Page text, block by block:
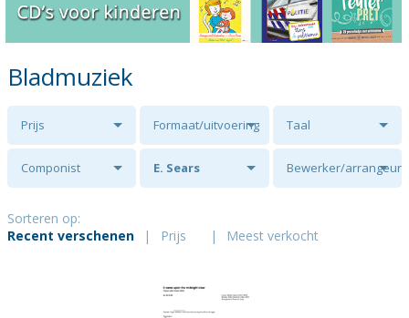
Bladmuziek
Prijs Formaat/uitvoering Taal
Componist E. Sears Bewerker/arrangeur
Sorteren op:
Recent verschenen
| Prijs | Meest verkocht